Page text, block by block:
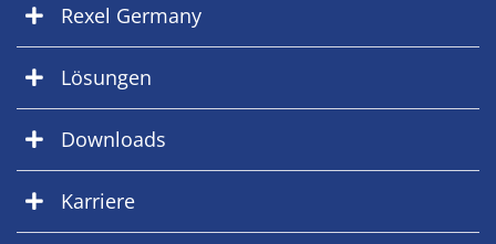
Rexel Germany
Lösungen
Downloads
Karriere